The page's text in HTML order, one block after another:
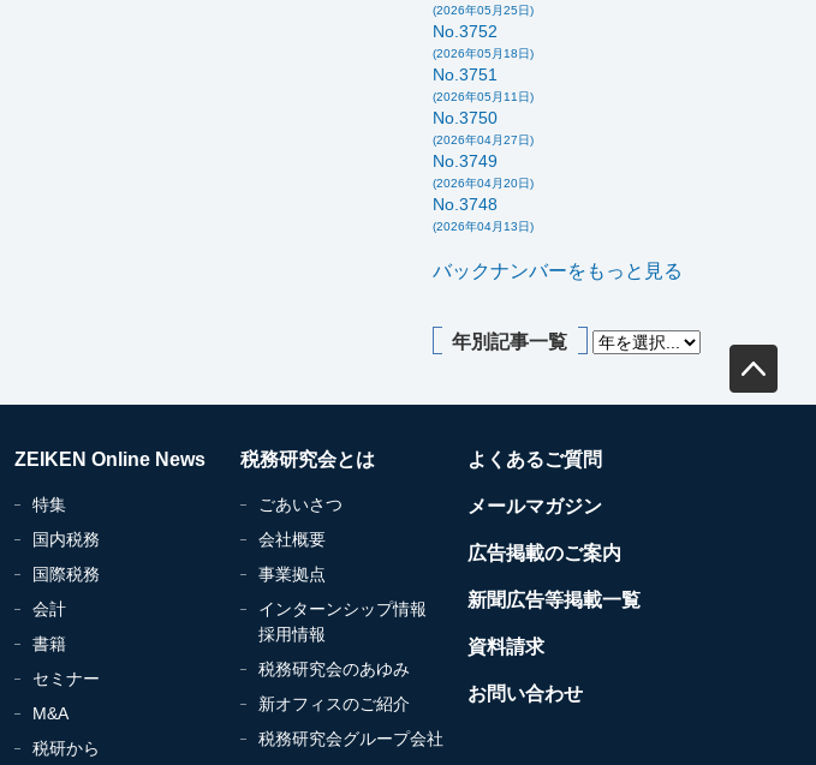
(2026年05月25日)
No.3752
(2026年05月18日)
No.3751
(2026年05月11日)
No.3750
(2026年04月27日)
No.3749
(2026年04月20日)
No.3748
(2026年04月13日)
バックナンバーをもっと見る
年別記事一覧
ZEIKEN Online News
特集
国内税務
国際税務
会計
書籍
セミナー
M&A
税研から
税務研究会とは
ごあいさつ
会社概要
事業拠点
インターンシップ情報
採用情報
税務研究会のあゆみ
新オフィスのご紹介
税務研究会グループ会社
よくあるご質問
メールマガジン
広告掲載のご案内
新聞広告等掲載一覧
資料請求
お問い合わせ